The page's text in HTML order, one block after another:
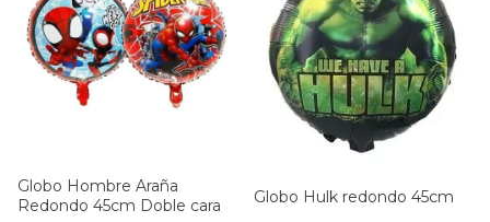
Globo Hombre Araña
Redondo 45cm Doble cara
Globo Hulk redondo 45cm